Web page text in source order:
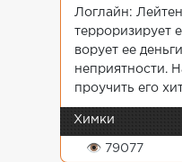
Логлайн:
терроризирует
ворует ее
неприятности.
проучить его
Химки
👁 79077